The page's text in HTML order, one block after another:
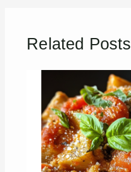
Related Posts